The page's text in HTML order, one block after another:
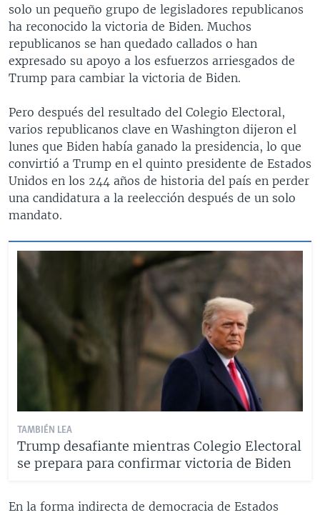
solo un pequeño grupo de legisladores republicanos
ha reconocido la victoria de Biden. Muchos
republicanos se han quedado callados o han
expresado su apoyo a los esfuerzos arriesgados de
Trump para cambiar la victoria de Biden.
Pero después del resultado del Colegio Electoral,
varios republicanos clave en Washington dijeron el
lunes que Biden había ganado la presidencia, lo que
convirtió a Trump en el quinto presidente de Estados
Unidos en los 244 años de historia del país en perder
una candidatura a la reelección después de un solo
mandato.
TAMBIÉN LEA
Trump desafiante mientras Colegio Electoral
se prepara para confirmar victoria de Biden
En la forma indirecta de democracia de Estados